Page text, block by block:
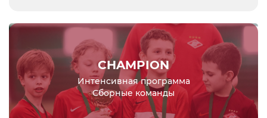
CHAMPION
Интенсивная программа
Сборные команды